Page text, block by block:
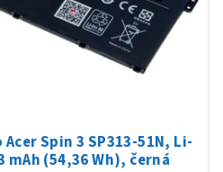
Spin 3 SP313-51N, Li-
mAh (54,36 Wh), černá